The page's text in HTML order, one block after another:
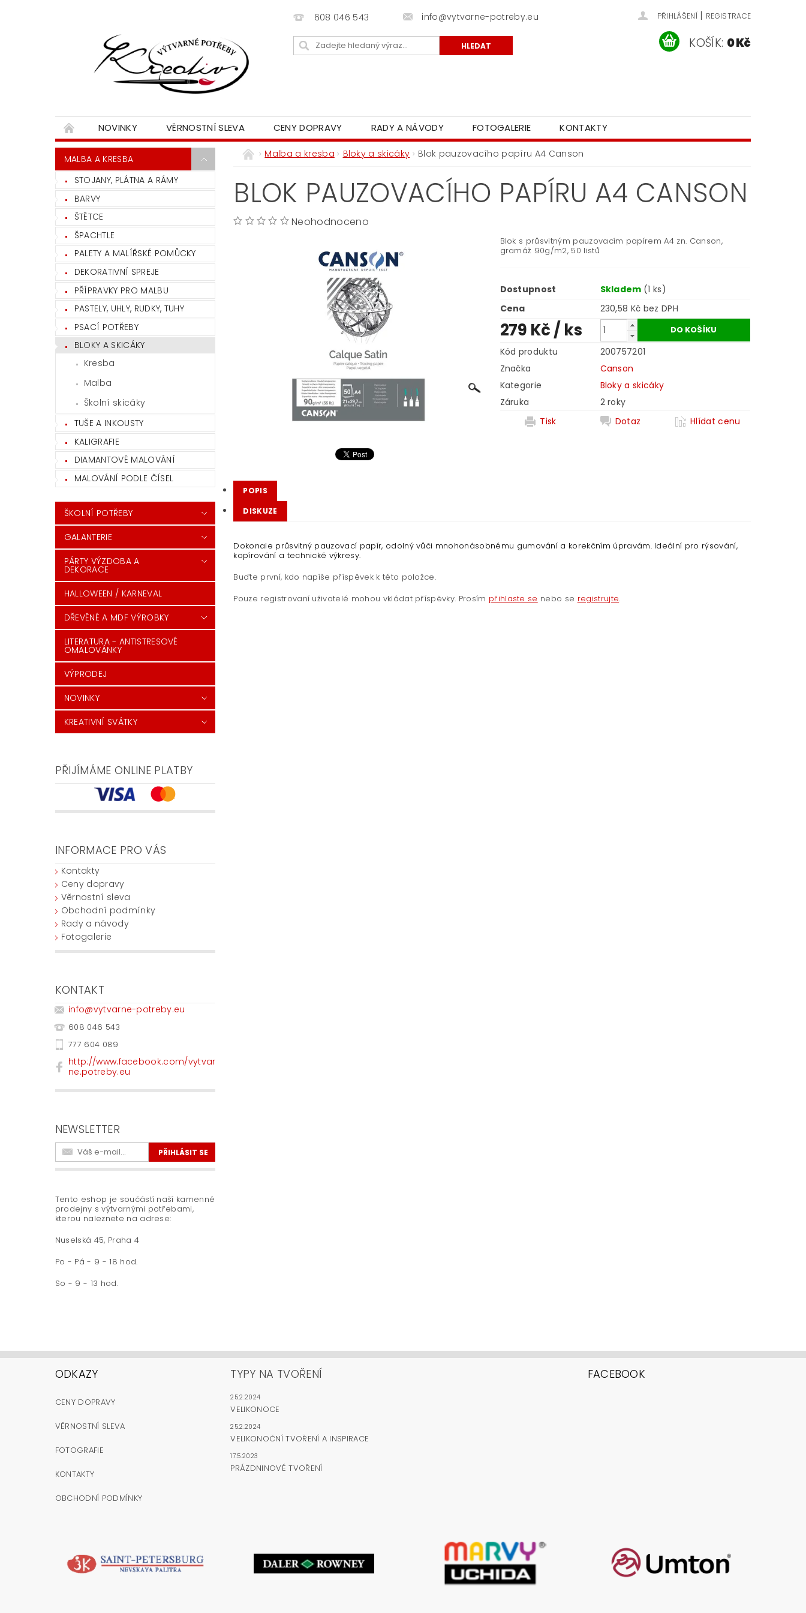
608 046 543 info@vytvarne-potreby.eu PŘIHLÁŠENÍ | REGISTRACE
KOŠÍK: 0 Kč
NOVINKY VĚRNOSTNÍ SLEVA CENY DOPRAVY RADY A NÁVODY FOTOGALERIE KONTAKTY
MALBA A KRESBA
STOJANY, PLÁTNA A RÁMY
BARVY
ŠTĚTCE
ŠPACHTLE
PALETY A MALÍŘSKÉ POMŮCKY
DEKORATIVNÍ SPREJE
PŘÍPRAVKY PRO MALBU
PASTELY, UHLY, RUDKY, TUHY
PSACÍ POTŘEBY
BLOKY A SKICÁKY
Kresba
Malba
Školní skicáky
TUŠE A INKOUSTY
KALIGRAFIE
DIAMANTOVÉ MALOVÁNÍ
MALOVÁNÍ PODLE ČÍSEL
ŠKOLNÍ POTŘEBY
GALANTERIE
PÁRTY VÝZDOBA A
DEKORACE
HALLOWEEN / KARNEVAL
DŘEVĚNÉ A MDF VÝROBKY
LITERATURA - ANTISTRESOVÉ
OMALOVÁNKY
VÝPRODEJ
NOVINKY
KREATIVNÍ SVÁTKY
PŘIJÍMÁME ONLINE PLATBY
INFORMACE PRO VÁS
Kontakty
Ceny dopravy
Věrnostní sleva
Obchodní podmínky
Rady a návody
Fotogalerie
KONTAKT
info@vytvarne-potreby.eu
608 046 543
777 604 089
http://www.facebook.com/vytvar
ne.potreby.eu
NEWSLETTER
Tento eshop je součástí naší kamenné
prodejny s výtvarnými potřebami,
kterou naleznete na adrese:
Nuselská 45, Praha 4
Po - Pá - 9 - 18 hod.
So - 9 - 13 hod.
Malba a kresba Bloky a skicáky Blok pauzovacího papíru A4 Canson
BLOK PAUZOVACÍHO PAPÍRU A4 CANSON
Neohodnoceno
Blok s průsvitným pauzovacím papírem A4 zn. Canson,
gramáž 90g/m2, 50 listů
Dostupnost Skladem (1 ks)
Cena
230,58 Kč bez DPH
279 Kč/ ks
Kód produktu
200757201
Značka
Canson
Kategorie
Bloky a skicáky
Záruka
2 roky
Tisk
Dotaz Hlídat cenu
POPIS
DISKUZE
Dokonale průsvitný pauzovací papír, odolný vůči mnohonásobnému gumování a korekčním úpravám. Ideální pro rýsování,
kopírování a technické výkresy.
Buďte první, kdo napíše příspěvek k této položce.
Pouze registrovaní uživatelé mohou vkládat příspěvky. Prosím přihlaste se nebo se registrujte.
ODKAZY
CENY DOPRAVY
VĚRNOSTNÍ SLEVA
FOTOGRAFIE
KONTAKTY
OBCHODNÍ PODMÍNKY
TYPY NA TVOŘENÍ
25.2.2024
VELIKONOCE
25.2.2024
VELIKONOČNÍ TVOŘENÍ A INSPIRACE
17.5.2023
PRÁZDNINOVÉ TVOŘENÍ
FACEBOOK